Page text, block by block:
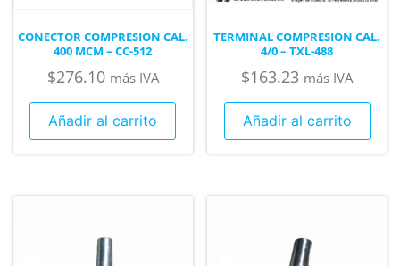
CONECTOR COMPRESION CAL.
400 MCM – CC-512
$276.10 más IVA
Añadir al carrito
TERMINAL COMPRESION CAL.
4/0 – TXL-488
$163.23 más IVA
Añadir al carrito